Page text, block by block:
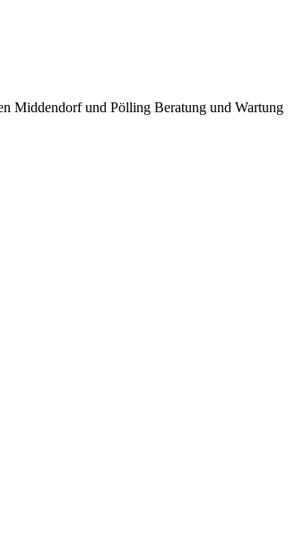
Middendorf und Pölling Beratung und Wartung